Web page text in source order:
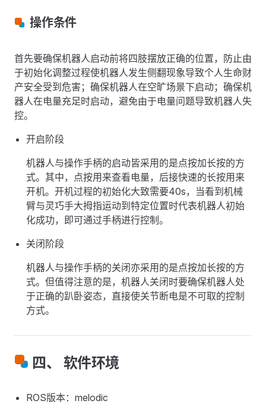
操作条件
首先要确保机器人启动前将四肢摆放正确的位置，防止由
于初始化调整过程使机器人发生侧翻现象导致个人生命财
产安全受到危害；确保机器人在空旷场景下启动；确保机
器人在电量充足时启动，避免由于电量问题导致机器人失
控。
开启阶段
机器人与操作手柄的启动皆采用的是点按加长按的方
式。其中，点按用来查看电量，后接快速的长按用来
开机。开机过程的初始化大致需要40s，当看到机械
臂与灵巧手大拇指运动到特定位置时代表机器人初始
化成功，即可通过手柄进行控制。
关闭阶段
机器人与操作手柄的关闭亦采用的是点按加长按的方
式。但值得注意的是，机器人关闭时要确保机器人处
于正确的趴卧姿态，直接使关节断电是不可取的控制
方式。
四、 软件环境
ROS版本：melodic